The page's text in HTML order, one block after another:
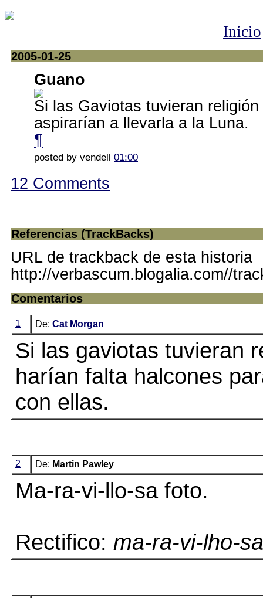
Inicio
2005-01-25
Guano
Si las Gaviotas tuvieran
aspirarían a llevarla a la Luna.
¶
posted by vendell 01:00
12 Comments
Referencias (TrackBacks)
URL de trackback de esta historia
http://verbascum.blogalia.com//
Comentarios
1 De: Cat Morgan
Si las gaviotas tuvieran
harían falta halcones
con ellas.
2 De: Martin Pawley
Ma-ra-vi-llo-sa foto.
Rectifico: ma-ra-vi-lho-